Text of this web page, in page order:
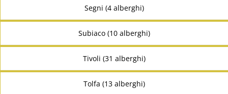
Segni (4 alberghi)
Subiaco (10 alberghi)
Tivoli (31 alberghi)
Tolfa (13 alberghi)